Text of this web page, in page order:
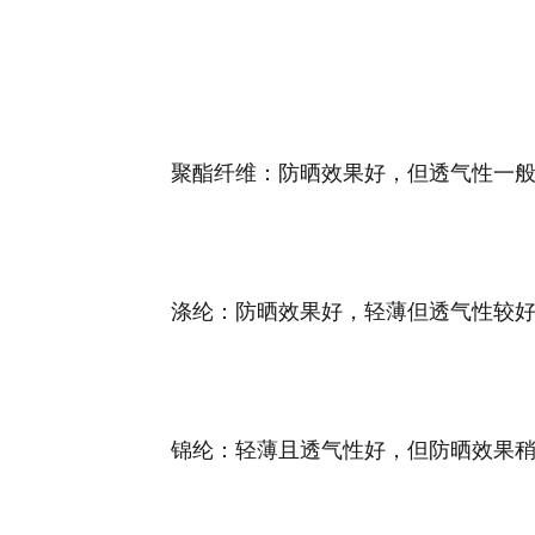
聚酯纤维‌：防晒效果好，但透气性一般
涤纶‌：防晒效果好，轻薄但透气性较好
锦纶‌：轻薄且透气性好，但防晒效果稍